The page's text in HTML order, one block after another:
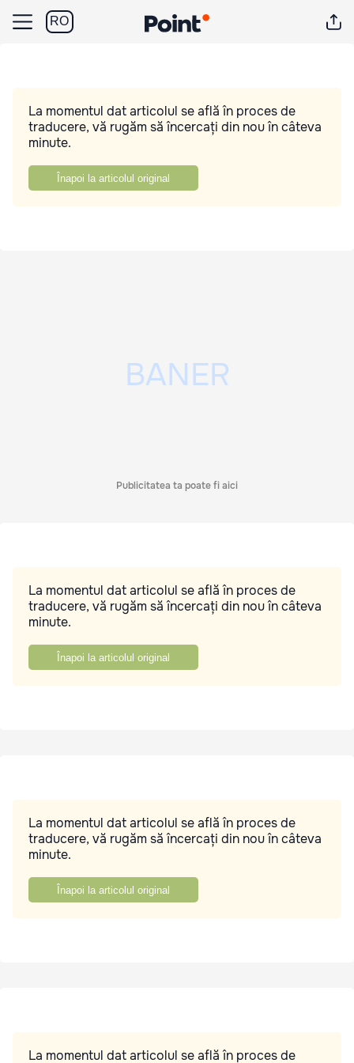
RO
La momentul dat articolul se află în proces de
traducere, vă rugăm să încercați din nou în câteva
minute.
Înapoi la articolul original
Publicitatea ta poate fi aici
La momentul dat articolul se află în proces de
traducere, vă rugăm să încercați din nou în câteva
minute.
Înapoi la articolul original
La momentul dat articolul se află în proces de
traducere, vă rugăm să încercați din nou în câteva
minute.
Înapoi la articolul original
La momentul dat articolul se află în proces de